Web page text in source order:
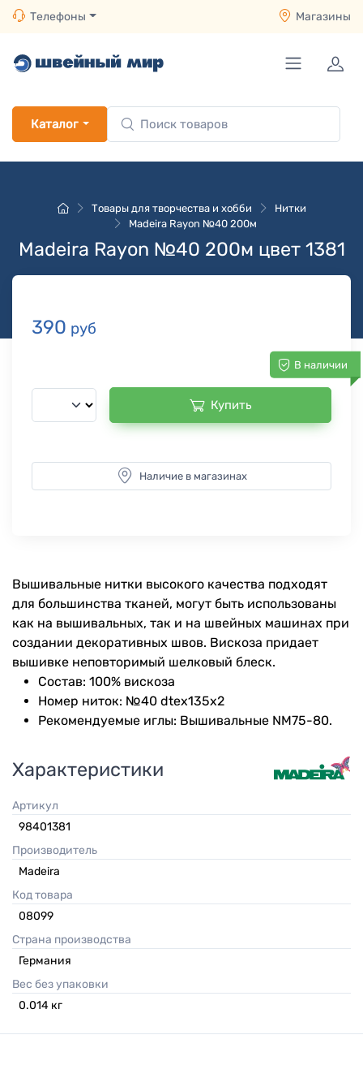
Телефоны Магазины
Каталог
Товары для творчества и хобби
Нитки
Madeira Rayon №40 200м
Madeira Rayon №40 200м цвет 1381
390 руб
В наличии
Купить
Наличие в магазинах
Вышивальные нитки высокого качества подходят
для большинства тканей, могут быть использованы
как на вышивальных, так и на швейных машинах при
создании декоративных швов. Вискоза придает
вышивке неповторимый шелковый блеск.
Состав: 100% вискоза
Номер ниток: №40 dtex135x2
Рекомендуемые иглы: Вышивальные NM75-80.
Характеристики
Артикул
98401381
Производитель
Madeira
Код товара
08099
Страна производства
Германия
Вес без упаковки
0.014 кг